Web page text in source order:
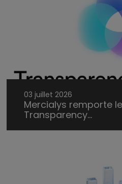
03 juillet 2026
Mercialys remporte le
Transparency...